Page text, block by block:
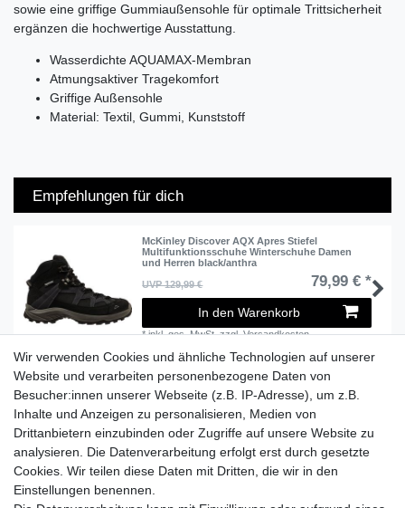
sowie eine griffige Gummiaußensohle für optimale Trittsicherheit
ergänzen die hochwertige Ausstattung.
Wasserdichte AQUAMAX-Membran
Atmungsaktiver Tragekomfort
Griffige Außensohle
Material: Textil, Gummi, Kunststoff
Empfehlungen für dich
McKinley Discover AQX Apres Stiefel
Multifunktionsschuhe Winterschuhe Damen
und Herren black/anthra
UVP 129,99 €
79,99 € *
In den Warenkorb
*inkl. ges. MwSt.zzgl.Versandkosten
Lieferzeit etwa 1 bis 3 Werktage
Versand mit DHL
14 Tage Rückgaberecht
Wir verwenden Cookies und ähnliche Technologien auf unserer
Website und verarbeiten personenbezogene Daten von
Besucher:innen unserer Webseite (z.B. IP-Adresse), um z.B.
Inhalte und Anzeigen zu personalisieren, Medien von
Drittanbietern einzubinden oder Zugriffe auf unsere Website zu
analysieren. Die Datenverarbeitung erfolgt erst durch gesetzte
Cookies. Wir teilen diese Daten mit Dritten, die wir in den
Einstellungen benennen.